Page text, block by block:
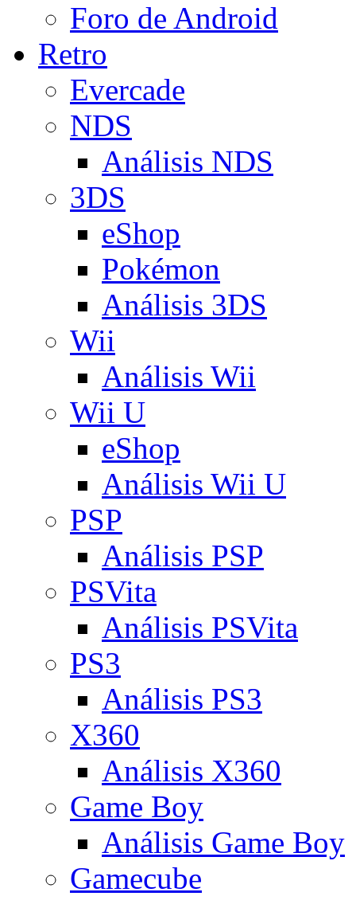
Foro de Android
Retro
Evercade
NDS
Análisis NDS
3DS
eShop
Pokémon
Análisis 3DS
Wii
Análisis Wii
Wii U
eShop
Análisis Wii U
PSP
Análisis PSP
PSVita
Análisis PSVita
PS3
Análisis PS3
X360
Análisis X360
Game Boy
Análisis Game Boy
Gamecube